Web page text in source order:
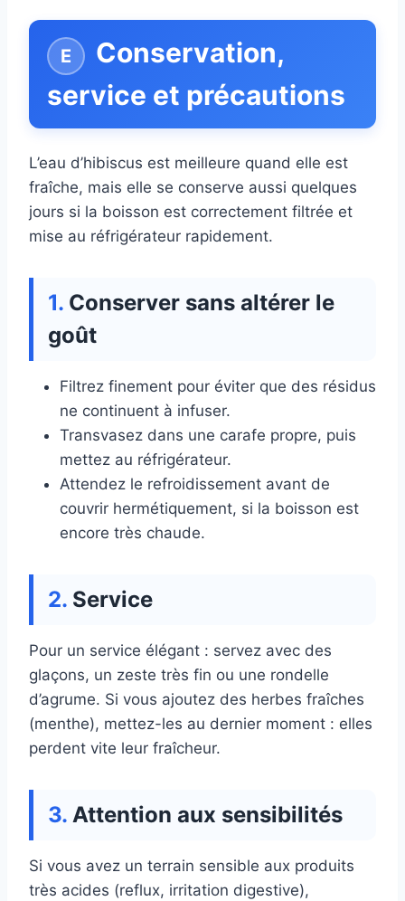
Conservation,
service et précautions
L’eau d’hibiscus est meilleure quand elle est
fraîche, mais elle se conserve aussi quelques
jours si la boisson est correctement filtrée et
mise au réfrigérateur rapidement.
Conserver sans altérer le
goût
Filtrez finement pour éviter que des résidus
ne continuent à infuser.
Transvasez dans une carafe propre, puis
mettez au réfrigérateur.
Attendez le refroidissement avant de
couvrir hermétiquement, si la boisson est
encore très chaude.
Service
Pour un service élégant : servez avec des
glaçons, un zeste très fin ou une rondelle
d’agrume. Si vous ajoutez des herbes fraîches
(menthe), mettez-les au dernier moment : elles
perdent vite leur fraîcheur.
Attention aux sensibilités
Si vous avez un terrain sensible aux produits
très acides (reflux, irritation digestive),